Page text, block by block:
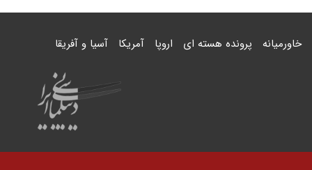
خاورمیانه پرونده هسته ای اروپا آمریکا آسیا و آفریقا